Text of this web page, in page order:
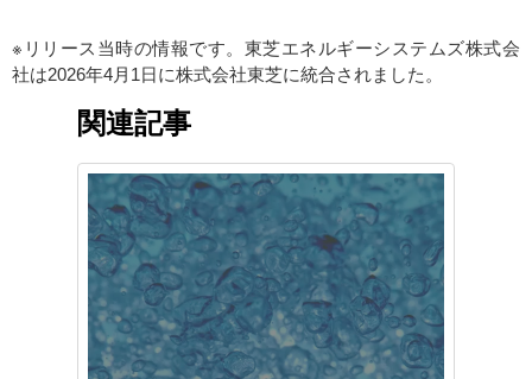
※リリース当時の情報です。東芝エネルギーシステムズ株式会
社は2026年4月1日に株式会社東芝に統合されました。
関連記事